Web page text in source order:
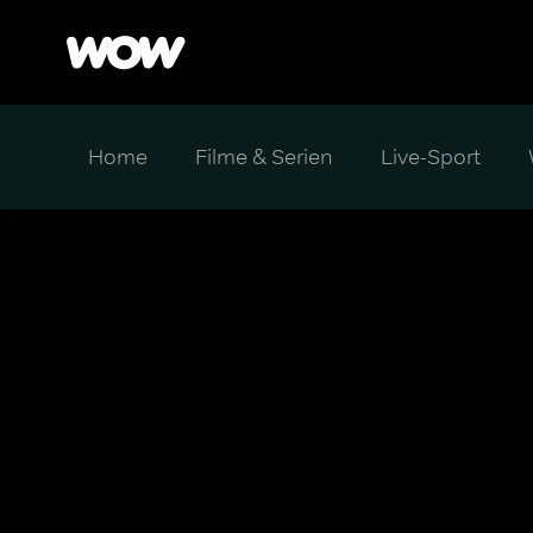
Home Filme & Serien Live-Sport